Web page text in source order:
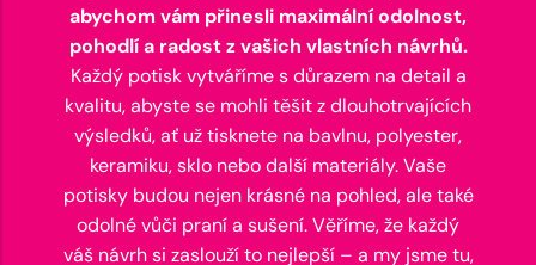
abychom vám přinesli maximální odolnost,
pohodlí a radost z vašich vlastních návrhů.
Každý potisk vytváříme s důrazem na detail a
kvalitu, abyste se mohli těšit z dlouhotrvajících
výsledků, ať už tisknete na bavlnu, polyester,
keramiku, sklo nebo další materiály. Vaše
potisky budou nejen krásné na pohled, ale také
odolné vůči praní a sušení. Věříme, že každý
váš návrh si zaslouží to nejlepší – a my jsme tu,